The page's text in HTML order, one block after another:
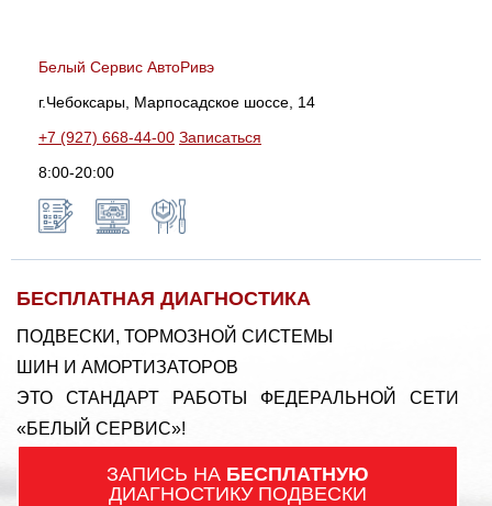
Белый Сервис АвтоРивэ
г.Чебоксары, Марпосадское шоссе, 14
+7 (927) 668-44-00 Записаться
8:00-20:00
БЕСПЛАТНАЯ ДИАГНОСТИКА
ПОДВЕСКИ, ТОРМОЗНОЙ СИСТЕМЫ
ШИН И АМОРТИЗАТОРОВ
ЭТО СТАНДАРТ РАБОТЫ ФЕДЕРАЛЬНОЙ СЕТИ
«БЕЛЫЙ СЕРВИС»!
ЗАПИСЬ НА БЕСПЛАТНУЮ
ДИАГНОСТИКУ ПОДВЕСКИ